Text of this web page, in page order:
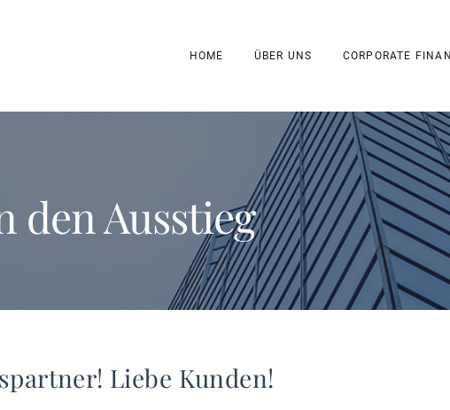
HOME ÜBER UNS CORPORATE
den Ausstieg
Liebe Kunden!